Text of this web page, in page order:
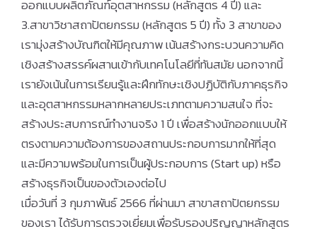
ออกแบบผลิตภัณฑ์อุตสาหกรรม (หลักสูตร 4 ปี) และ
3.สาขาวิชาสถาปัตยกรรม (หลักสูตร 5 ปี) ทั้ง 3 สาขาของ
เรามุ่งสร้างบัณฑิตให้มีคุณภาพ เน้นสร้างกระบวนความคิด
เชิงสร้างสรรค์ผสานเข้ากับเทคโนโลยีที่ทันสมัย นอกจากนี้
เรายังเน้นในการเรียนรู้และฝึกทักษะเชิงปฏิบัติกับภาคธุรกิจ
และอุตสาหกรรมหลากหลายประเภทตามความสนใจ ที่จะ
สร้างประสบการณ์ทำงานจริง 1 ปี เพื่อสร้างนักออกแบบให้
ตรงตามความต้องการของสถานประกอบการมากให้ที่สุด
และมีความพร้อมในการเป็นผู้ประกอบการ (Start up) หรือ
สร้างธุรกิจเป็นของตัวเองต่อไป
เมื่อวันที่ 3 กุมภาพันธ์ 2566 ที่ผ่านมา สาขาสถาปัตยกรรม
ของเรา ได้รับการตรวจเยี่ยมเพื่อรับรองปริญญาหลักสูตร